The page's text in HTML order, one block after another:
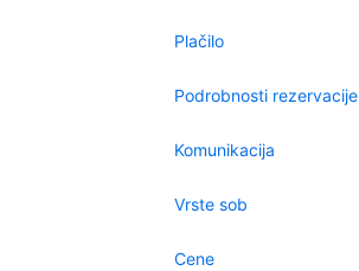
Plačilo
Podrobnosti rezervacije
Komunikacija
Vrste sob
Cene